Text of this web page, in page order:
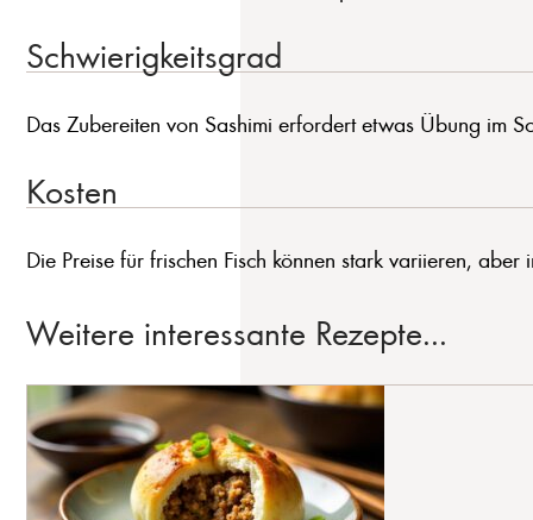
Schwierigkeitsgrad
Das Zubereiten von Sashimi erfordert etwas Übung im
Kosten
Die Preise für frischen Fisch können stark variieren,
Weitere interessante Rezepte...